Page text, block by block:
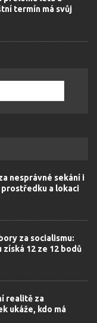
termín má svůj
nesprávné sekání i
prostředku a lokaci
za socialismu:
12 ze 12 bodů
realitě za
ukáže, kdo má